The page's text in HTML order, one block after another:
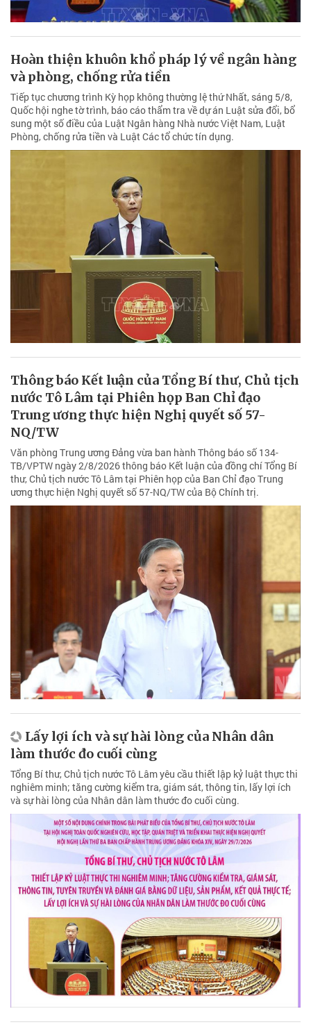
Hoàn thiện khuôn khổ pháp lý về ngân hàng
và phòng, chống rửa tiền
Tiếp tục chương trình Kỳ họp không thường lệ thứ Nhất, sáng 5/8,
Quốc hội nghe tờ trình, báo cáo thẩm tra về dự án Luật sửa đổi, bổ
sung một số điều của Luật Ngân hàng Nhà nước Việt Nam, Luật
Phòng, chống rửa tiền và Luật Các tổ chức tín dụng.
Thông báo Kết luận của Tổng Bí thư, Chủ tịch
nước Tô Lâm tại Phiên họp Ban Chỉ đạo
Trung ương thực hiện Nghị quyết số 57-
NQ/TW
Văn phòng Trung ương Đảng vừa ban hành Thông báo số 134-
TB/VPTW ngày 2/8/2026 thông báo Kết luận của đồng chí Tổng Bí
thư, Chủ tịch nước Tô Lâm tại Phiên họp của Ban Chỉ đạo Trung
ương thực hiện Nghị quyết số 57-NQ/TW của Bộ Chính trị.
Lấy lợi ích và sự hài lòng của Nhân dân
làm thước đo cuối cùng
Tổng Bí thư, Chủ tịch nước Tô Lâm yêu cầu thiết lập kỷ luật thực thi
nghiêm minh; tăng cường kiểm tra, giám sát, thông tin, lấy lợi ích
và sự hài lòng của Nhân dân làm thước đo cuối cùng.